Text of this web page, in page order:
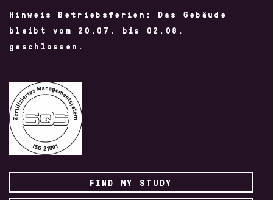
Hinweis Betriebsferien: Das Gebäude
bleibt vom 20.07. bis 02.08.
geschlossen.
FIND MY STUDY